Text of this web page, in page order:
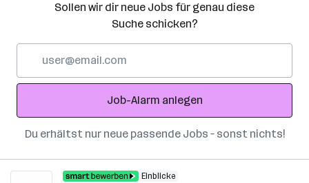
Sollen wir dir neue Jobs für genau diese
Suche schicken?
Adresse
Job-Alarm anlegen
Du erhältst nur neue passende Jobs – sonst nichts!
Einblicke